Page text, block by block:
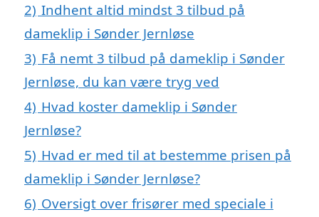
2) Indhent altid mindst 3 tilbud på
dameklip i Sønder Jernløse
3) Få nemt 3 tilbud på dameklip i Sønder
Jernløse, du kan være tryg ved
4) Hvad koster dameklip i Sønder
Jernløse?
5) Hvad er med til at bestemme prisen på
dameklip i Sønder Jernløse?
6) Oversigt over frisører med speciale i